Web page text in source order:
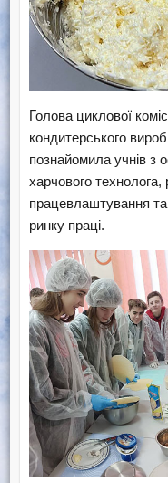
Голова циклової
кондитерського
познайомила учнів з
харчового технолога,
працевлаштування
ринку праці.